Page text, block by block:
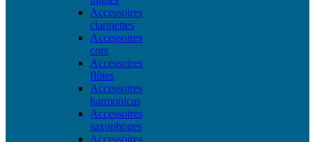
Accessoires
clarinettes
Accessoires
cors
Accessoires
flûtes
Accessoires
harmonicas
Accessoires
saxophones
Accessoires